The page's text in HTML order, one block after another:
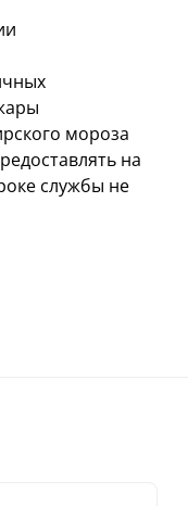
мороза
на
службы не